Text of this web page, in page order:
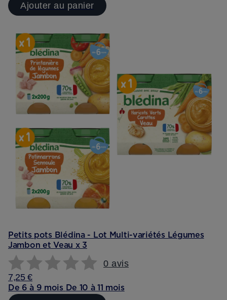
Ajouter au panier
Petits pots Blédina - Lot Multi-variétés Légumes
Jambon et Veau x 3
0 avis
7,25 €
De 6 à 9 mois De 10 à 11 mois